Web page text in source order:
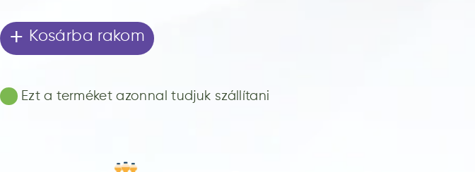
+ Kosárba rakom
Ezt a terméket azonnal tudjuk szállítani